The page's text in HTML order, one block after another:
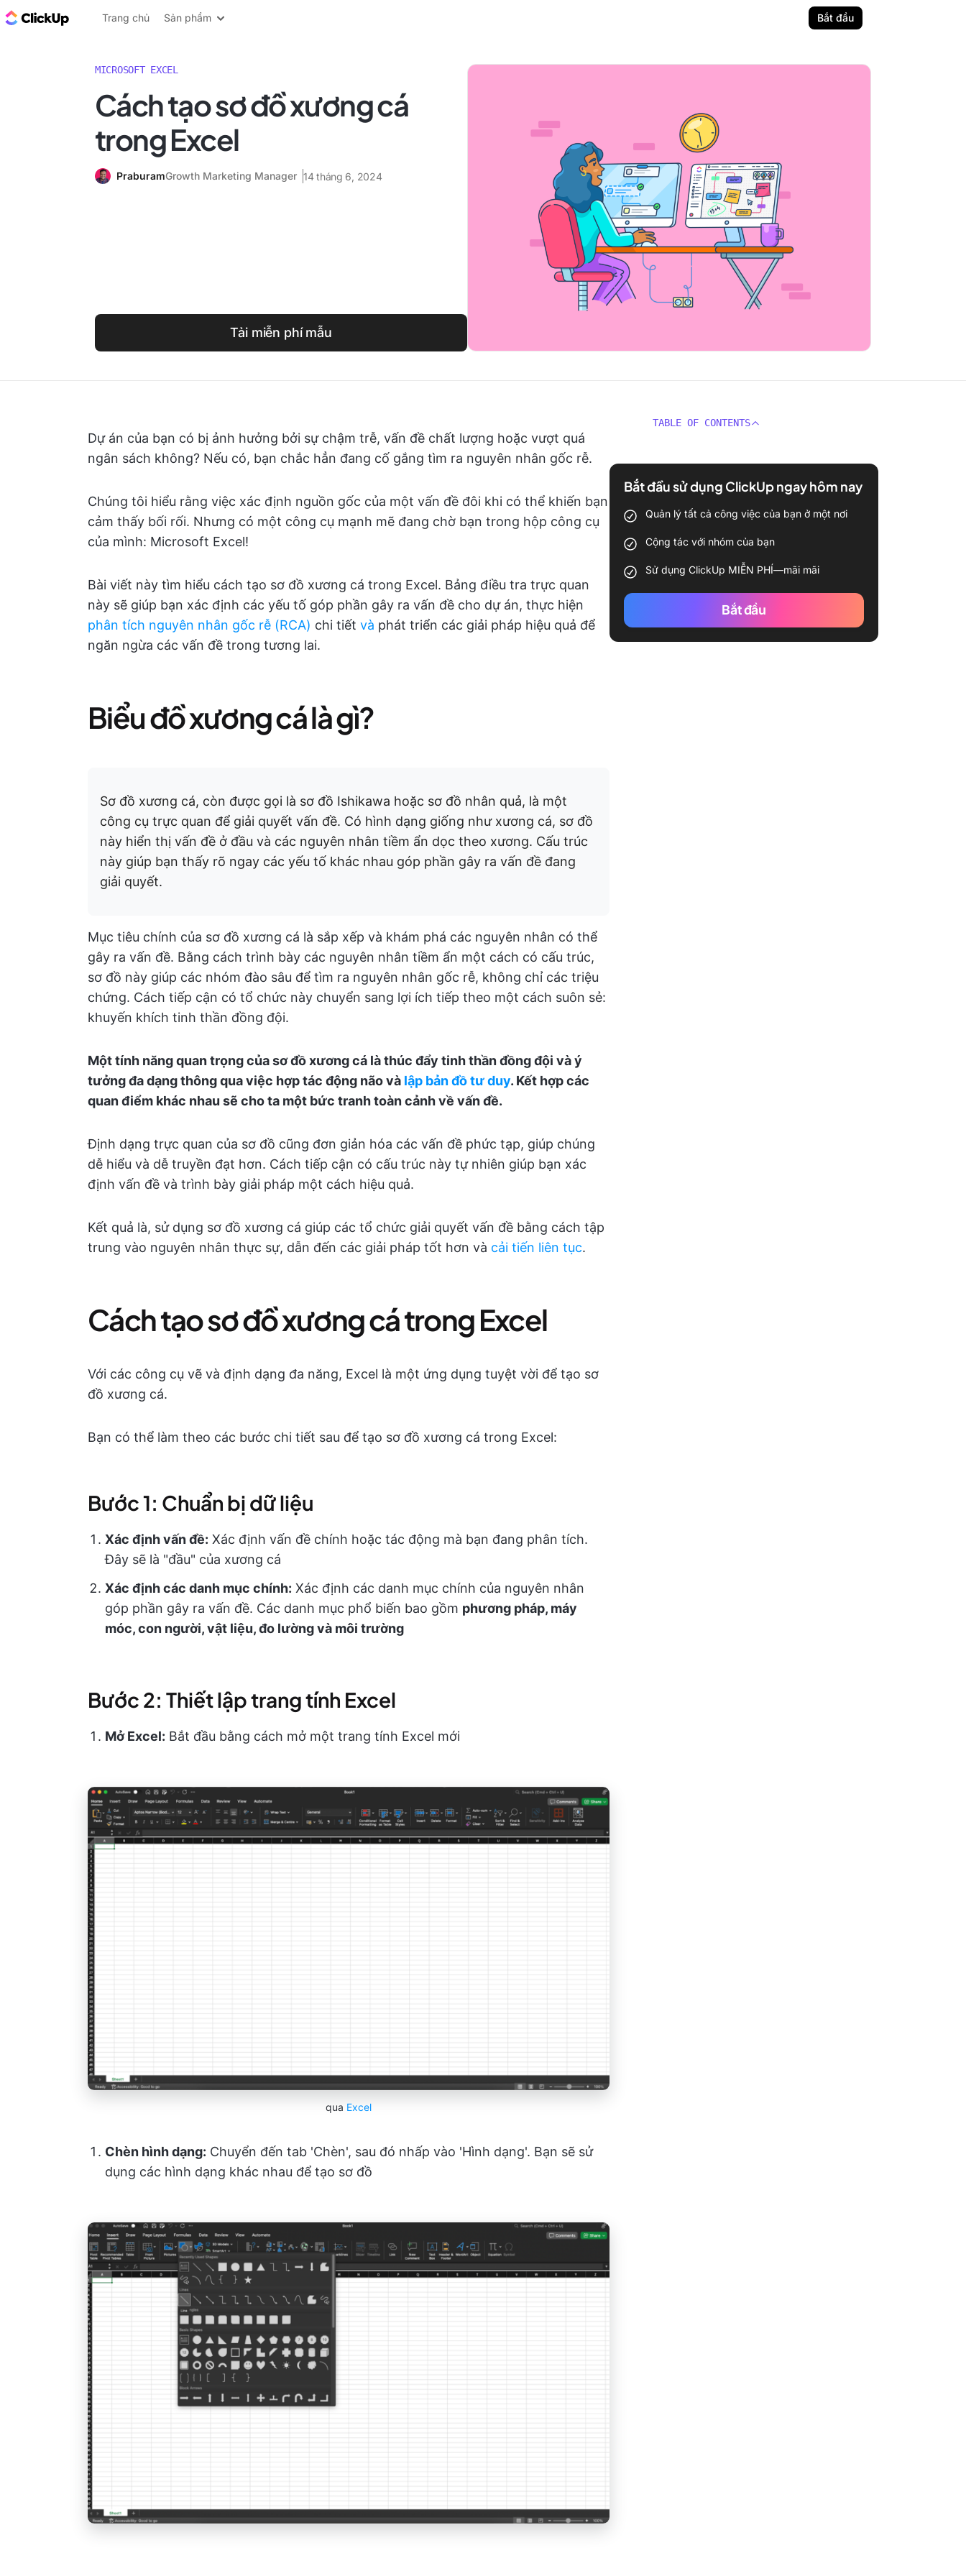
ClickUp Blog
Trang chủ Sản phẩm Bắt đầu
MICROSOFT EXCEL
Cách tạo sơ đồ xương cá
trong Excel
PraburamGrowth Marketing Manager 14 tháng 6, 2024
Tải miễn phí mẫu
Dự án của bạn có bị ảnh hưởng bởi sự chậm trễ, vấn đề chất lượng hoặc vượt quá
ngân sách không? Nếu có, bạn chắc hẳn đang cố gắng tìm ra nguyên nhân gốc rễ.
Chúng tôi hiểu rằng việc xác định nguồn gốc của một vấn đề đôi khi có thể khiến bạn
cảm thấy bối rối. Nhưng có một công cụ mạnh mẽ đang chờ bạn trong hộp công cụ
của mình: Microsoft Excel!
Bài viết này tìm hiểu cách tạo sơ đồ xương cá trong Excel. Bảng điều tra trực quan
này sẽ giúp bạn xác định các yếu tố góp phần gây ra vấn đề cho dự án, thực hiện
phân tích nguyên nhân gốc rễ (RCA) chi tiết và phát triển các giải pháp hiệu quả để
ngăn ngừa các vấn đề trong tương lai.
Biểu đồ xương cá là gì?
Sơ đồ xương cá, còn được gọi là sơ đồ Ishikawa hoặc sơ đồ nhân quả, là một
công cụ trực quan để giải quyết vấn đề. Có hình dạng giống như xương cá, sơ đồ
này hiển thị vấn đề ở đầu và các nguyên nhân tiềm ẩn dọc theo xương. Cấu trúc
này giúp bạn thấy rõ ngay các yếu tố khác nhau góp phần gây ra vấn đề đang
giải quyết.
Mục tiêu chính của sơ đồ xương cá là sắp xếp và khám phá các nguyên nhân có thể
gây ra vấn đề. Bằng cách trình bày các nguyên nhân tiềm ẩn một cách có cấu trúc,
sơ đồ này giúp các nhóm đào sâu để tìm ra nguyên nhân gốc rễ, không chỉ các triệu
chứng. Cách tiếp cận có tổ chức này chuyển sang lợi ích tiếp theo một cách suôn sẻ:
khuyến khích tinh thần đồng đội.
Một tính năng quan trọng của sơ đồ xương cá là thúc đẩy tinh thần đồng đội và ý
tưởng đa dạng thông qua việc hợp tác động não và lập bản đồ tư duy. Kết hợp các
quan điểm khác nhau sẽ cho ta một bức tranh toàn cảnh về vấn đề.
Định dạng trực quan của sơ đồ cũng đơn giản hóa các vấn đề phức tạp, giúp chúng
dễ hiểu và dễ truyền đạt hơn. Cách tiếp cận có cấu trúc này tự nhiên giúp bạn xác
định vấn đề và trình bày giải pháp một cách hiệu quả.
Kết quả là, sử dụng sơ đồ xương cá giúp các tổ chức giải quyết vấn đề bằng cách tập
trung vào nguyên nhân thực sự, dẫn đến các giải pháp tốt hơn và cải tiến liên tục.
Cách tạo sơ đồ xương cá trong Excel
Với các công cụ vẽ và định dạng đa năng, Excel là một ứng dụng tuyệt vời để tạo sơ
đồ xương cá.
Bạn có thể làm theo các bước chi tiết sau để tạo sơ đồ xương cá trong Excel:
Bước 1: Chuẩn bị dữ liệu
Xác định vấn đề: Xác định vấn đề chính hoặc tác động mà bạn đang phân tích.
Đây sẽ là "đầu" của xương cá
Xác định các danh mục chính: Xác định các danh mục chính của nguyên nhân
góp phần gây ra vấn đề. Các danh mục phổ biến bao gồm phương pháp, máy
móc, con người, vật liệu, đo lường và môi trường
Bước 2: Thiết lập trang tính Excel
Mở Excel: Bắt đầu bằng cách mở một trang tính Excel mới
qua Excel
Chèn hình dạng: Chuyển đến tab 'Chèn', sau đó nhấp vào 'Hình dạng'. Bạn sẽ sử
dụng các hình dạng khác nhau để tạo sơ đồ
TABLE OF CONTENTS
Bắt đầu sử dụng ClickUp ngay hôm nay
Quản lý tất cả công việc của bạn ở một nơi
Cộng tác với nhóm của bạn
Sử dụng ClickUp MIỄN PHÍ—mãi mãi
Bắt đầu